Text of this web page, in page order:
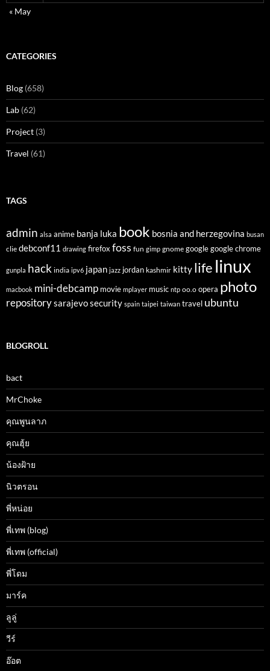
« May
CATEGORIES
Blog (658)
Lab (62)
Project (3)
Travel (61)
TAGS
admin alsa anime banja luka book bosnia and herzegovina busan
clie debconf11 drawing firefoxfoss fun gimp gnome google google chrome
gunpla hack india ipv6 japan jazz jordan kashmir kitty life linux
macbook mini-debcamp movie mplayer music ntp oo.o opera photo
repositorysarajevosecurity spain taipei taiwan travel ubuntu
BLOGROLL
bact
MrChoke
คุณพูนลาภ
คุณฮุ้ย
น้องฝ้าย
นิวตรอน
พี่หน่อย
พี่เทพ (blog)
พี่เทพ (official)
พี่โดม
มาร์ค
ลูลู่
วีร์
อ๊อต